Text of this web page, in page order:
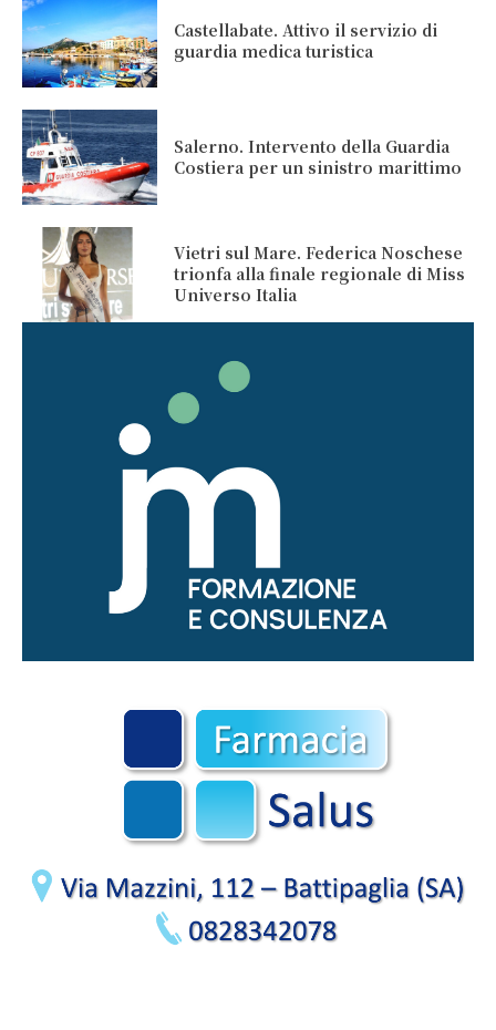
Castellabate. Attivo il servizio di
guardia medica turistica
Salerno. Intervento della Guardia
Costiera per un sinistro marittimo
Vietri sul Mare. Federica Noschese
trionfa alla finale regionale di Miss
Universo Italia